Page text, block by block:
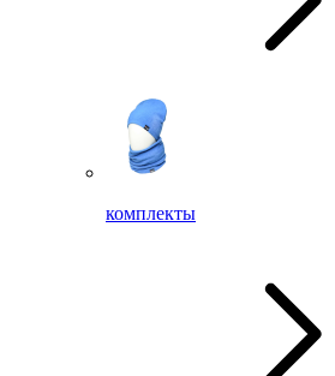
комплекты